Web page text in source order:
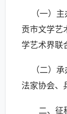
（一）主
贡市文学艺
学艺术界联
（二）承
法家协会、
二、征